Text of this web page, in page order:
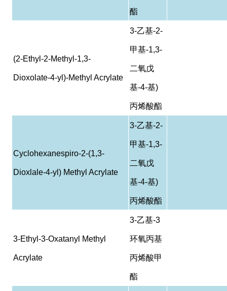
酯
(2-Ethyl-2-Methyl-1,3-
Dioxolate-4-yl)-Methyl Acrylate
3-乙基-2-
甲基-1,3-
二氧戊
基-4-基)
丙烯酸酯
Cyclohexanespiro-2-(1,3-
Dioxlale-4-yl) Methyl Acrylate
3-乙基-2-
甲基-1,3-
二氧戊
基-4-基)
丙烯酸酯
3-Ethyl-3-Oxatanyl Methyl
Acrylate
3-乙基-3
环氧丙基
丙烯酸甲
酯